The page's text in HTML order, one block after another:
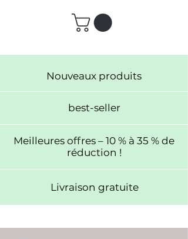
Nouveaux produits
best-seller
Meilleures offres – 10 % à 35 % de
réduction !
Livraison gratuite